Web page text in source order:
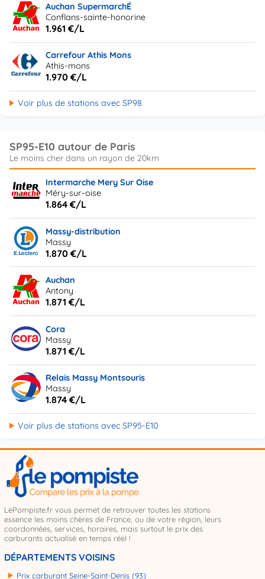
Auchan SupermarchÉ
Conflans-sainte-honorine
1.961 €/L
Carrefour Athis Mons
Athis-mons
1.970 €/L
Voir plus de stations avec SP98
SP95-E10 autour de Paris
Intermarche Mery Sur Oise
Méry-sur-oise
1.864 €/L
Massy-distribution
Massy
1.870 €/L
Auchan
Antony
1.871 €/L
Cora
Massy
1.871 €/L
Relais Massy Montsouris
Massy
1.874 €/L
Voir plus de stations avec SP95-E10
LePompiste.fr vous permet de retrouver toutes les stations
essence les moins chères de France, ou de votre région, leurs
coordonnées, services, horaires, mais surtout le prix des
carburants actualisé en temps réel !
DÉPARTEMENTS VOISINS
Prix carburant Seine-Saint-Denis (93)